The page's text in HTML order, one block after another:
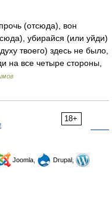
(отсюда), вон
убирайся (или уйди)
твоего) здесь не было,
на все четыре стороны,
18+
Joomla,
Drupal,